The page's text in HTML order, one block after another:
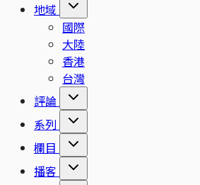
地域
國際
大陸
香港
台灣
評論
系列
欄目
播客